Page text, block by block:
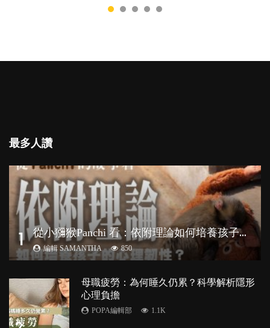
最多人讚
1 從
小獼猴Panchi 看：依附理論如何培養孩子心理韌性？
編輯 SAMANTHA 850
母職疲勞：為何睡久仍累？科學解析隱形
心理負擔
POPA編輯部 1.1K